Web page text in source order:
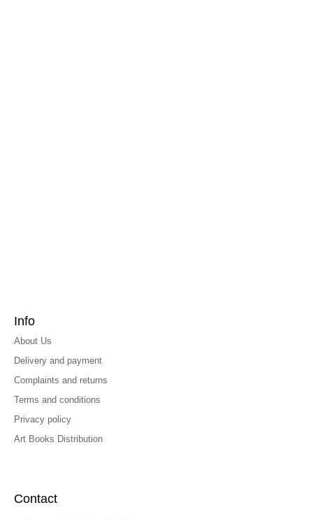
Info
About Us
Delivery and payment
Complaints and returns
Terms and conditions
Privacy policy
Art Books Distribution
Contact